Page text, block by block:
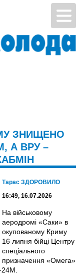
ЗНИЩЕНО
А ВРУ –
Тарас ЗДОРОВИЛО
16:49, 16.07.2026
На військовому
аеродромі «Саки» в
окупованому Криму
16 липня бійці Центру
спеціального
призначення «Омега»
24М.